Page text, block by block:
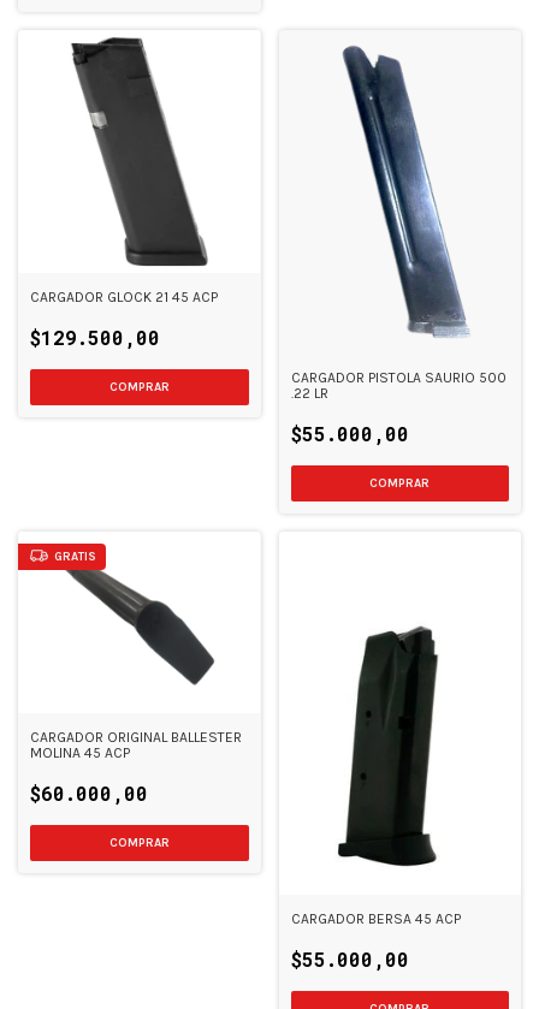
CARGADOR GLOCK 21 45 ACP
$129.500,00
CARGADOR PISTOLA SAURIO 500
.22 LR
$55.000,00
GRATIS
CARGADOR ORIGINAL BALLESTER
MOLINA 45 ACP
$60.000,00
CARGADOR BERSA 45 ACP
$55.000,00